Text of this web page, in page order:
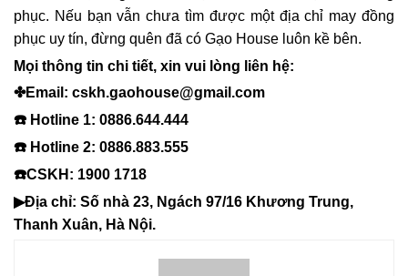
phục. Nếu bạn vẫn chưa tìm được một địa chỉ may đồng
phục uy tín, đừng quên đã có Gạo House luôn kề bên.
Mọi thông tin chi tiết, xin vui lòng liên hệ:
✤Email: cskh.gaohouse@gmail.com
☎️ Hotline 1: 0886.644.444
☎️ Hotline 2: 0886.883.555
☎️CSKH: 1900 1718
▶Địa chỉ: Số nhà 23, Ngách 97/16 Khương Trung,
Thanh Xuân, Hà Nội.